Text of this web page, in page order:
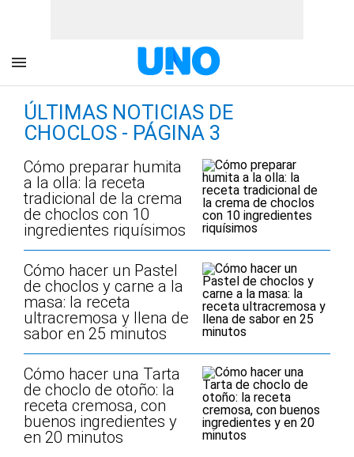
ÚLTIMAS NOTICIAS DE
CHOCLOS - PÁGINA 3
Cómo preparar humita
a la olla: la receta
tradicional de la crema
de choclos con 10
ingredientes riquísimos
Cómo hacer un Pastel
de choclos y carne a la
masa: la receta
ultracremosa y llena de
sabor en 25 minutos
Cómo hacer una Tarta
de choclo de otoño: la
receta cremosa, con
buenos ingredientes y
en 20 minutos